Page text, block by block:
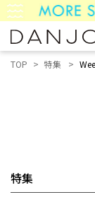
TOP 特集
特集